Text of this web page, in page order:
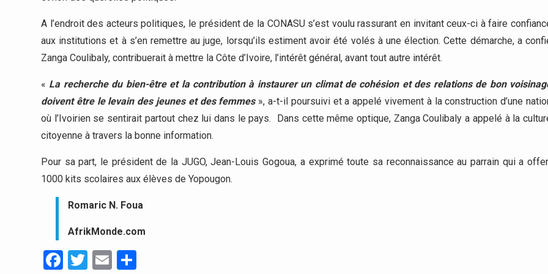
A l’endroit des acteurs politiques, le président de la CONASU s’est voulu rassurant en invitant ceux-ci à faire
aux institutions et à s’en remettre au juge, lorsqu’ils estiment avoir été volés à une élection. Cette démarche, a
Zanga Coulibaly, contribuerait à mettre la Côte d’Ivoire, l’intérêt général, avant tout autre intérêt.
« La recherche du bien-être et la contribution à instaurer un climat de cohésion et des relations de bon
doivent être le levain des jeunes et des femmes», a-t-il poursuivi et a appelé vivement à la construction d’une
où l’Ivoirien se sentirait partout chez lui dans le pays. Dans cette même optique, Zanga Coulibaly a appelé à la
citoyenne à travers la bonne information.
Pour sa part, le président de la JUGO, Jean-Louis Gogoua, a exprimé toute sa reconnaissance au parrain qui a
1000 kits scolaires aux élèves de Yopougon.
Romaric N. Foua
AfrikMonde.com
Facebook
Twitter
Email